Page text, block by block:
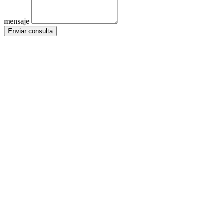
mensaje
Enviar consulta